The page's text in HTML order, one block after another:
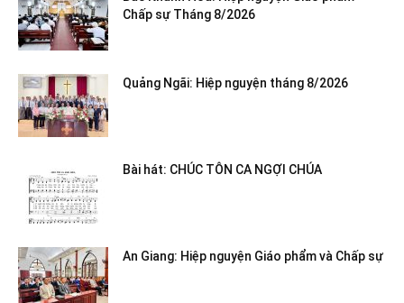
Chấp sự Tháng 8/2026
Quảng Ngãi: Hiệp nguyện tháng 8/2026
Bài hát: CHÚC TÔN CA NGỢI CHÚA
An Giang: Hiệp nguyện Giáo phẩm và Chấp sự